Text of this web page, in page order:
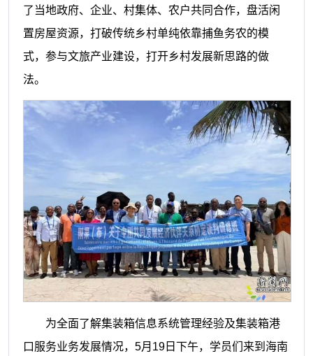
了当地政府、企业、村集体、农户共同合作，盘活闲
置房屋资源，打破传统乡村单纯依靠捕鱼务农的模
式，参与文旅产业建设，打开乡村发展新思路的做
法。
为全面了解集装箱信息系统管理经验及集装箱港
口服务业务发展情况，5月19日下午，学员们来到海南